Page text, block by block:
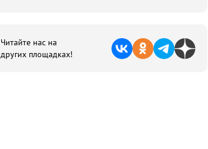
Читайте нас на
других площадках!